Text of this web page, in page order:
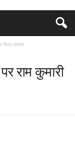
किया सम्मान
राम कुमारी